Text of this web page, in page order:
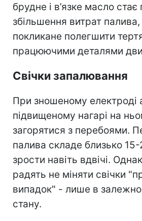
брудне і в’язке масло
збільшення витрат
покликане полегшити
працюючими деталями
Свічки запалювання
При зношеному електроді
підвищеному нагарі на
загорятися з перебоями.
палива складе близько
зрости навіть вдвічі.
радять не міняти свічки
випадок" - лише в
стану.